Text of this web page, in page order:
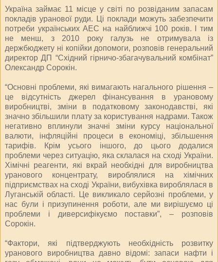
Україна займає 11 місце у світі по розвіданим запасам
покладів уранової руди. Ці поклади можуть забезпечити
потреби українських АЕС на найближчі 100 років. І тим
не менш, з 2010 року галузь не отримувала із
держбюджету ні копійки допомоги, розповів генеральний
директор ДП “Східний гірничо-збагачувальний комбінат”
Олександр Сорокін.
“Основні проблеми, які вимагають нагального рішення –
це відсутність джерел фінансування в урановому
виробництві, зміни в податковому законодавстві, які
значно збільшили плату за користування надрами. Також
негативно вплинули значні зміни курсу національної
валюти, інфляційні процеси в економіці, збільшення
тарифів. Крім усього іншого, до цього додалися
проблеми через ситуацію, яка склалася на сході України.
Хімічні реагенти, які вкрай необхідні для виробництва
уранового концентрату, вироблялися на хімічних
підприємствах на сході України, вибухівка вироблялася в
Луганській області. Це викликало серйозні проблеми, у
нас були і призупинення роботи, але ми вирішуємо ці
проблеми і диверсифікуємо поставки”, – розповів
Сорокін.
“Фактори, які підтверджують необхідність розвитку
уранового виробництва давно відомі: запаси нафти і